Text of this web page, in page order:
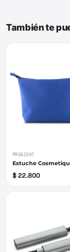
También te
PROA2507
Estuche
$ 22.800